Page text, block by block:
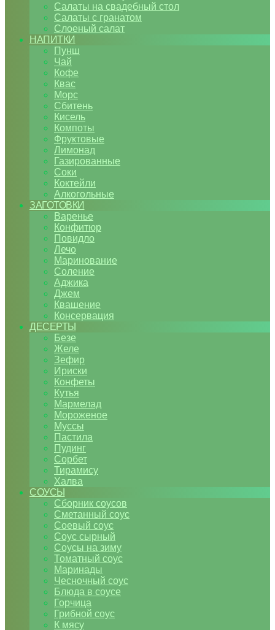
Салаты на свадебный стол
Салаты с гранатом
Слоеный салат
НАПИТКИ
Пунш
Чай
Кофе
Квас
Морс
Сбитень
Кисель
Компоты
Фруктовые
Лимонад
Газированные
Соки
Коктейли
Алкогольные
ЗАГОТОВКИ
Варенье
Конфитюр
Повидло
Лечо
Маринование
Соление
Аджика
Джем
Квашение
Консервация
ДЕСЕРТЫ
Безе
Желе
Зефир
Ириски
Конфеты
Кутья
Мармелад
Мороженое
Муссы
Пастила
Пудинг
Сорбет
Тирамису
Халва
СОУСЫ
Сборник соусов
Сметанный соус
Соевый соус
Соус сырный
Соусы на зиму
Томатный соус
Маринады
Чесночный соус
Блюда в соусе
Горчица
Грибной соус
К мясу